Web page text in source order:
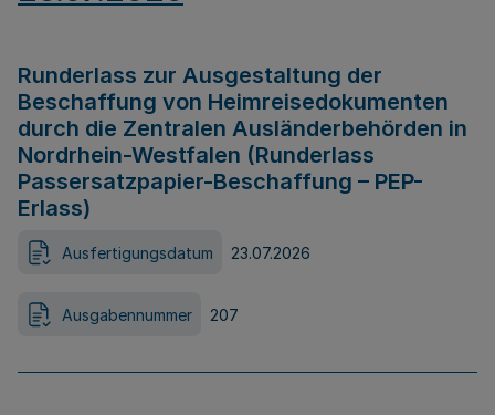
Runderlass zur Ausgestaltung der
Beschaffung von Heimreisedokumenten
durch die Zentralen Ausländerbehörden in
Nordrhein-Westfalen (Runderlass
Passersatzpapier-Beschaffung – PEP-
Erlass)
Ausfertigungsdatum 23.07.2026
Ausgabennummer 207